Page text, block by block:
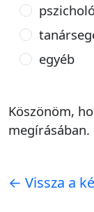
egyéb
Köszönöm,
megírásában.
← Vissza a